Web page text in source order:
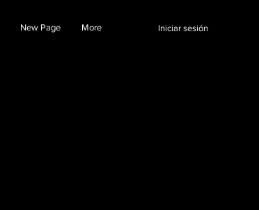
New Page More Iniciar sesión